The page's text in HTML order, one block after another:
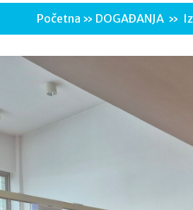
Početna » DOGAĐANJA »